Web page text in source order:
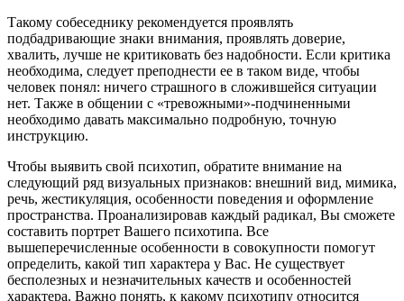
Такому собеседнику рекомендуется проявлять
подбадривающие знаки внимания, проявлять доверие,
хвалить, лучше не критиковать без надобности. Если критика
необходима, следует преподнести ее в таком виде, чтобы
человек понял: ничего страшного в сложившейся ситуации
нет. Также в общении с «тревожными»-подчиненными
необходимо давать максимально подробную, точную
инструкцию.
Чтобы выявить свой психотип, обратите внимание на
следующий ряд визуальных признаков: внешний вид, мимика,
речь, жестикуляция, особенности поведения и оформление
пространства. Проанализировав каждый радикал, Вы сможете
составить портрет Вашего психотипа. Все
вышеперечисленные особенности в совокупности помогут
определить, какой тип характера у Вас. Не существует
бесполезных и незначительных качеств и особенностей
характера. Важно понять, к какому психотипу относится